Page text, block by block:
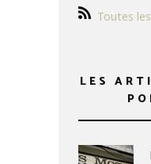
Toutes
LES